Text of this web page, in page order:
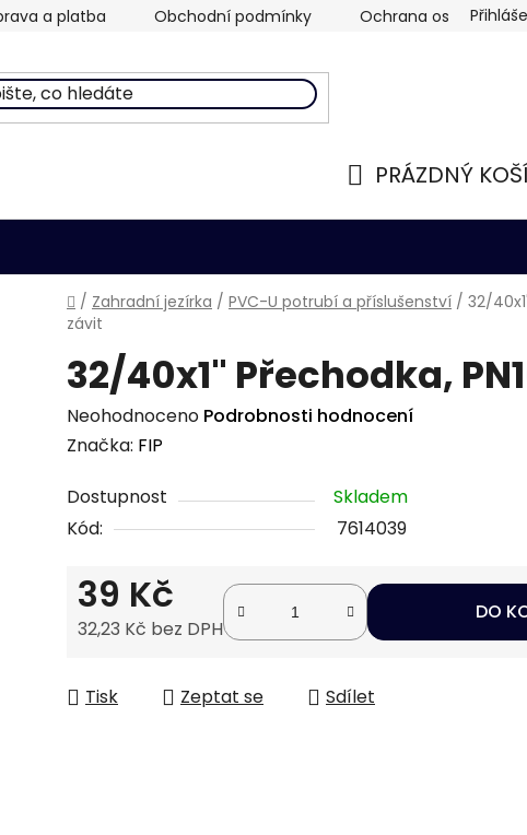
a platba Obchodní podmínky Ochrana osobních
PRÁZDNÝ
Domů
/ Zahradní jezírka / PVC-U potrubí a příslušenství / 32/
závit
32/40x1" Přechodka,
Průměrné
hodnocení
je
0,0
hvězdiček.
Neohodnoceno Podrobnosti hodnocení
Značka: FIP
Dostupnost
Skladem
Kód:
7614039
39 Kč
32,23 Kč bez DPH
DO
Tisk Zeptat se Sdílet